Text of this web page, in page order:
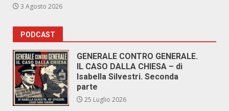
3 Agosto 2026
PODCAST
GENERALE CONTRO GENERALE.
IL CASO DALLA CHIESA – di
Isabella Silvestri. Seconda
parte
25 Luglio 2026